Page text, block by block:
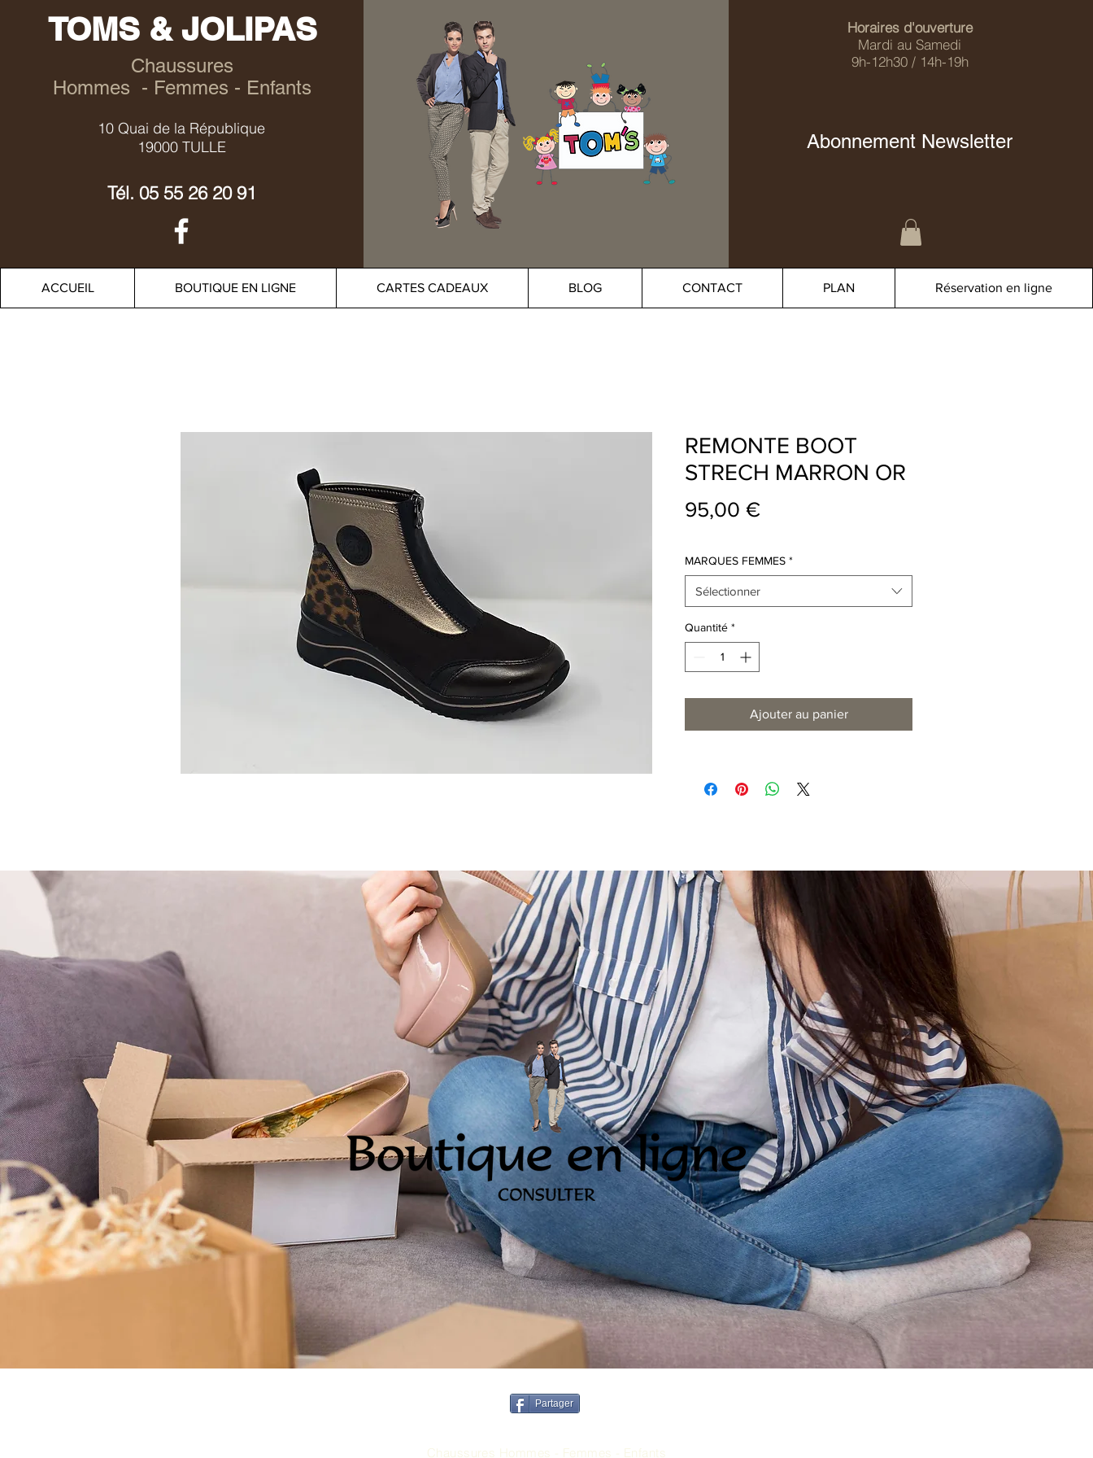
TOMS & JOLIPAS
Chaussures
Hommes - Femmes - Enfants
10 Quai de la République
19000 TULLE
Tél. 05 55 26 20 91
Horaires d'ouverture
Mardi au Samedi
9h-12h30 / 14h-19h
Abonnement Newsletter
REMONTE BOOT
STRECH MARRON OR
95,00 €Prix
MARQUES FEMMES *
Sélectionner
Quantité *
Ajouter au panier
ACCUEIL BOUTIQUE EN LIGNE CARTES CADEAUX BLOG CONTACT PLAN Réservation en ligne
Partager
Chaussures Hommes - Femmes - Enfants